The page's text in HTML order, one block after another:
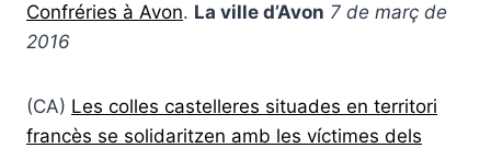
Confréries à Avon. La ville d’Avon 7 de març de
2016
(CA) Les colles castelleres situades en territori
francès se solidaritzen amb les víctimes dels